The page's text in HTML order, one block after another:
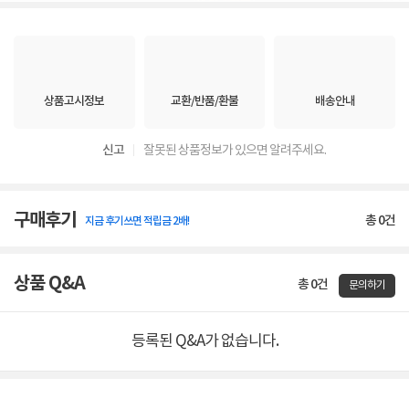
상품고시정보 교환/반품/환불 배송안내
신고 잘못된 상품정보가 있으면 알려주세요.
구매후기 지금 후기쓰면 적립금 2배! 총0건
상품 Q&A 총 0건 문의하기
등록된 Q&A가 없습니다.